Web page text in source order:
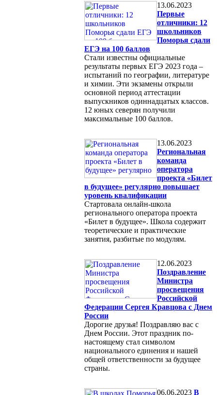
13.06.2023
Первые
отличники: 12
школьников
Поморья сдали
ЕГЭ на 100 баллов
Стали известны официальные
результаты первых ЕГЭ 2023 года –
испытаний по географии, литературе
и химии. Эти экзамены открыли
основной период аттестации
выпускников одиннадцатых классов.
12 юных северян получили
максимальные 100 баллов.
13.06.2023
Региональная
команда
оператора
проекта «Билет
в будущее» регулярно повышает
уровень квалификации
Стартовала онлайн-школа
регионального оператора проекта
«Билет в будущее». Школа содержит
теоретические и практические
занятия, разбитые по модулям.
12.06.2023
Поздравление
Министра
просвещения
Российской
Федерации Сергея Кравцова с Днем
России
Дорогие друзья! Поздравляю вас с
Днем России. Этот праздник по-
настоящему стал символом
национального единения и нашей
общей ответственности за будущее
страны.
06.06.2023 В